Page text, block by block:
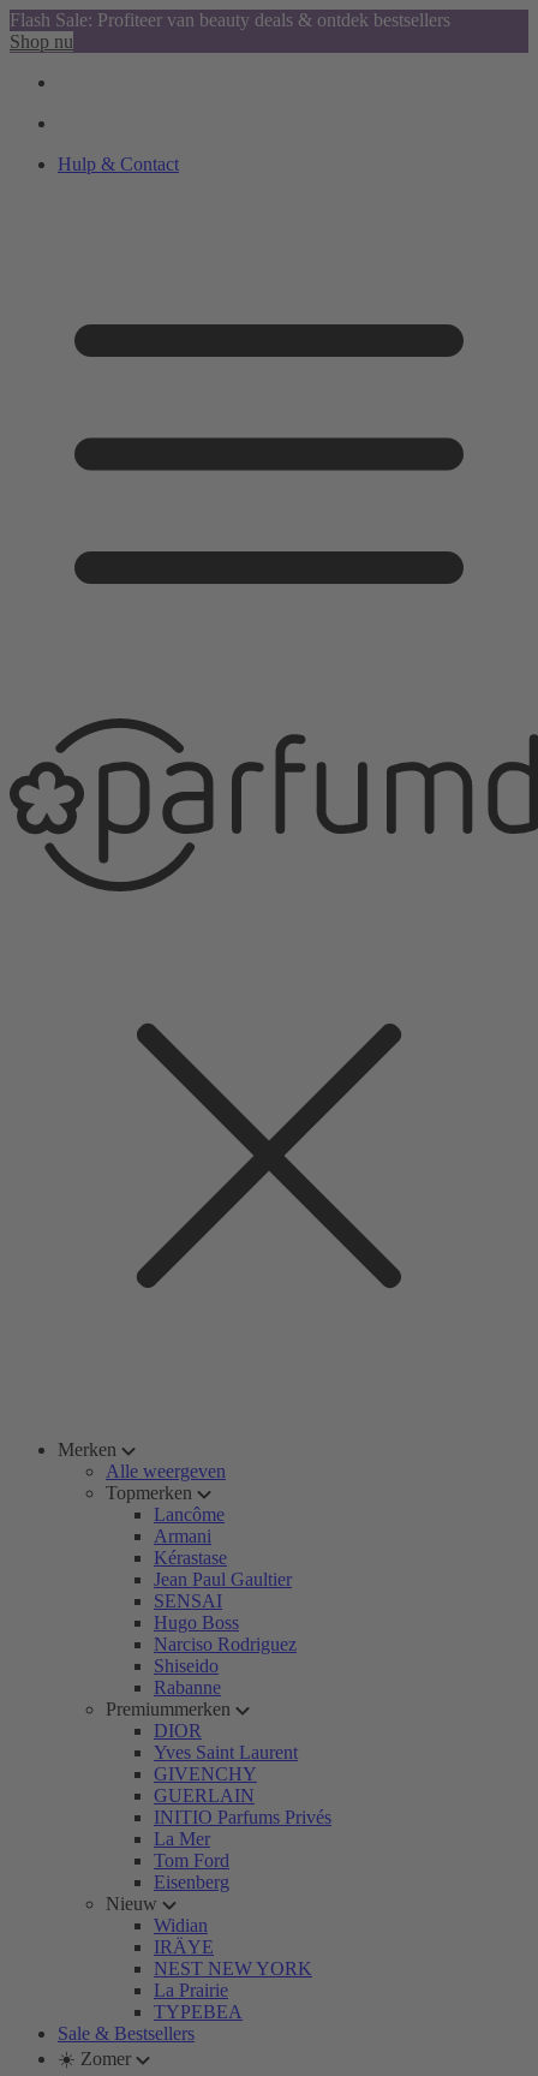
Flash Sale: Profiteer van beauty deals & ontdek bestsellers
Shop nu
Hulp & Contact
Merken
Alle weergeven
Topmerken
Lancôme
Armani
Kérastase
Jean Paul Gaultier
SENSAI
Hugo Boss
Narciso Rodriguez
Shiseido
Rabanne
Premiummerken
DIOR
Yves Saint Laurent
GIVENCHY
GUERLAIN
INITIO Parfums Privés
La Mer
Tom Ford
Eisenberg
Nieuw
Widian
IRÄYE
NEST NEW YORK
La Prairie
TYPEBEA
Sale & Bestsellers
☀️ Zomer